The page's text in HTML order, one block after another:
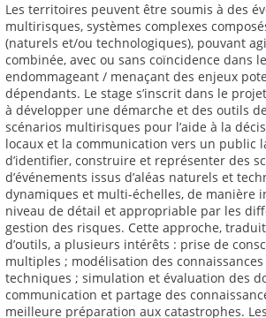
Les territoires peuvent être soumis à des
multirisques, systèmes complexes
(naturels et/ou technologiques), pouvant
combinée, avec ou sans coïncidence dans
endommageant / menaçant des enjeux
dépendants. Le stage s’inscrit dans le
à développer une démarche et des outils
scénarios multirisques pour l’aide à la
locaux et la communication vers un public
d’identifier, construire et représenter des
d’événements issus d’aléas naturels et
dynamiques et multi-échelles, de manière
niveau de détail et appropriable par les
gestion des risques. Cette approche,
d’outils, a plusieurs intérêts : prise de
multiples ; modélisation des
techniques ; simulation et évaluation des
communication et partage des
meilleure préparation aux catastrophes.